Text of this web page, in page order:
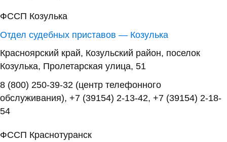
ФССП Козулька
Отдел судебных приставов — Козулька
Красноярский край, Козульский район, поселок
Козулька, Пролетарская улица, 51
8 (800) 250-39-32 (центр телефонного
обслуживания), +7 (39154) 2-13-42, +7 (39154) 2-18-
54
ФССП Краснотуранск